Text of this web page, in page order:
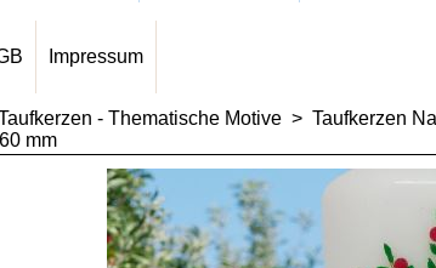
Impressum
- Thematische Motive > Taufkerzen
mm